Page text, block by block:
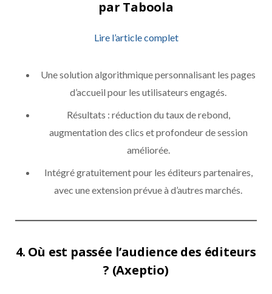
par Taboola
Lire l’article complet
Une solution algorithmique personnalisant les pages
d’accueil pour les utilisateurs engagés.
Résultats : réduction du taux de rebond,
augmentation des clics et profondeur de session
améliorée.
Intégré gratuitement pour les éditeurs partenaires,
avec une extension prévue à d’autres marchés.
4. Où est passée l’audience des éditeurs
? (Axeptio)